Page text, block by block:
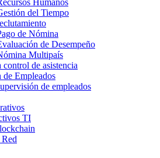
del Tiempo
de Nómina
de Desempeño
Multipaís
control de asistencia
de Empleados
de empleados
TI